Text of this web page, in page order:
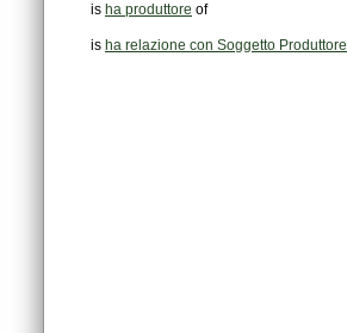
is ha produttore of
is ha relazione con Soggetto Produttore